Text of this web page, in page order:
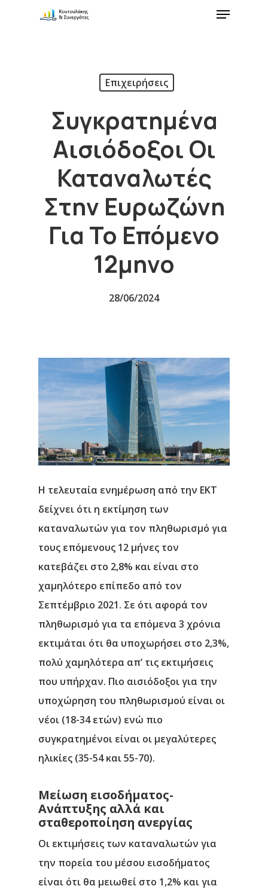
Επιχειρήσεις
Συγκρατημένα
Αισιόδοξοι Οι
Καταναλωτές
Στην Ευρωζώνη
Για Το Επόμενο
12μηνο
28/06/2024
Η τελευταία ενημέρωση από την ΕΚΤ
δείχνει ότι η εκτίμηση των
καταναλωτών για τον πληθωρισμό για
τους επόμενους 12 μήνες τον
κατεβάζει στο 2,8% και είναι στο
χαμηλότερο επίπεδο από τον
Σεπτέμβριο 2021. Σε ότι αφορά τον
πληθωρισμό για τα επόμενα 3 χρόνια
εκτιμάται ότι θα υποχωρήσει στο 2,3%,
πολύ χαμηλότερα απ’ τις εκτιμήσεις
που υπήρχαν. Πιο αισιόδοξοι για την
υποχώρηση του πληθωρισμού είναι οι
νέοι (18-34 ετών) ενώ πιο
συγκρατημένοι είναι οι μεγαλύτερες
ηλικίες (35-54 και 55-70).
Μείωση εισοδήματος-
Ανάπτυξης αλλά και
σταθεροποίηση ανεργίας
Οι εκτιμήσεις των καταναλωτών για
την πορεία του μέσου εισοδήματος
είναι ότι θα μειωθεί στο 1,2% και για